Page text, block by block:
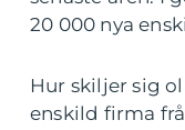
20 000 nya
Hur skiljer sig
enskild firma